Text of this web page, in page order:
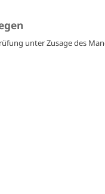
unter Zusage des